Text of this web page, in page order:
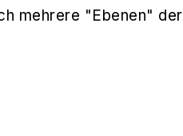
mehrere "Ebenen" der